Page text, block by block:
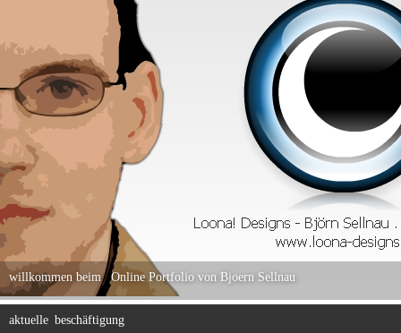
willkommen beimOnline Portfolio von Bjoern Sellnau
aktuellebeschäftigung